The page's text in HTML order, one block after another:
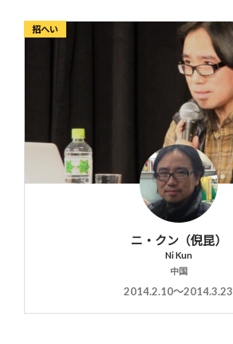
招へい
ニ・クン（倪昆）
Ni Kun
中国
2014.2.10〜2014.3.23